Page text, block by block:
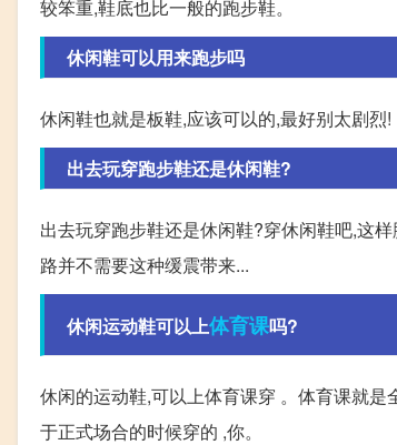
较笨重,鞋底也比一般的跑步鞋。
休闲鞋可以用来跑步吗
休闲鞋也就是板鞋,应该可以的,最好别太剧烈!
出去玩穿跑步鞋还是休闲鞋?
出去玩穿跑步鞋还是休闲鞋?穿休闲鞋吧,这
路并不需要这种缓震带来...
休闲运动鞋可以上体育课吗?
休闲的运动鞋,可以上体育课穿 。体育课就
于正式场合的时候穿的 ,你。